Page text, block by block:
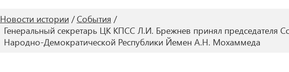
Новости истории
События
Генеральный секретарь ЦК КПСС Л.И. Брежнев принял председателя
Народно-Демократической Республики Йемен А.Н. Мохаммеда